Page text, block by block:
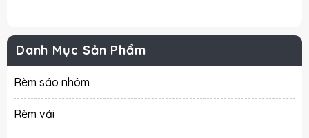
Danh Mục Sản Phẩm
Rèm sáo nhôm
Rèm vải